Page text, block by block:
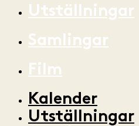
Utställningar
Samlingar
Film
Kalender
Utställningar